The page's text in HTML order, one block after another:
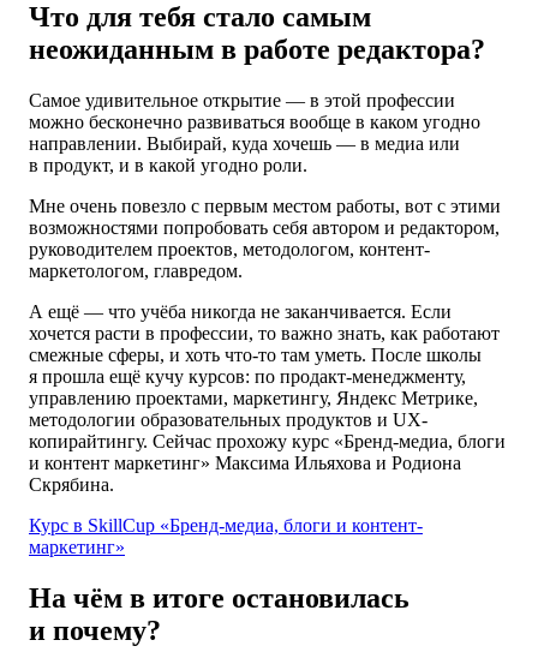
Что для тебя стало самым
неожиданным в работе редактора?
Самое удивительное открытие — в этой профессии
можно бесконечно развиваться вообще в каком угодно
направлении. Выбирай, куда хочешь — в медиа или
в продукт, и в какой угодно роли.
Мне очень повезло с первым местом работы, вот с этими
возможностями попробовать себя автором и редактором,
руководителем проектов, методологом, контент-
маркетологом, главредом.
А ещё — что учёба никогда не заканчивается. Если
хочется расти в профессии, то важно знать, как работают
смежные сферы, и хоть что-то там уметь. После школы
я прошла ещё кучу курсов: по продакт-менеджменту,
управлению проектами, маркетингу, Яндекс Метрике,
методологии образовательных продуктов и UX-
копирайтингу. Сейчас прохожу курс «Бренд-медиа, блоги
и контент маркетинг» Максима Ильяхова и Родиона
Скрябина.
Курс в SkillCup «Бренд-медиа, блоги и контент-
маркетинг»
На чём в итоге остановилась
и почему?